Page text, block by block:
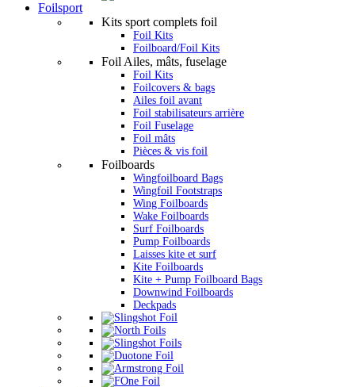
Foilsport
Kits sport complets foil
Foil Kits
Foilboard/Foil Kits
Foil Ailes, mâts, fuselage
Foil Kits
Foilcovers & bags
Ailes foil avant
Foil stabilisateurs arrière
Foil Fuselage
Foil mâts
Pièces & vis foil
Foilboards
Wingfoilboard Bags
Wingfoil Footstraps
Wing Foilboards
Wake Foilboards
Surf Foilboards
Pump Foilboards
Laisses kite et surf
Kite Foilboards
Kite + Pump Foilboard Bags
Downwind Foilboards
Deckpads